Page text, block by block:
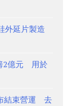
外延片製造
2億元 用於
結束營運 去